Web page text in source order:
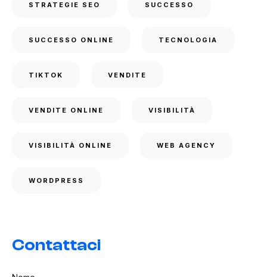
STRATEGIE SEO SUCCESSO
SUCCESSO ONLINE TECNOLOGIA
TIKTOK VENDITE
VENDITE ONLINE VISIBILITÀ
VISIBILITÀ ONLINE WEB AGENCY
WORDPRESS
Contattaci